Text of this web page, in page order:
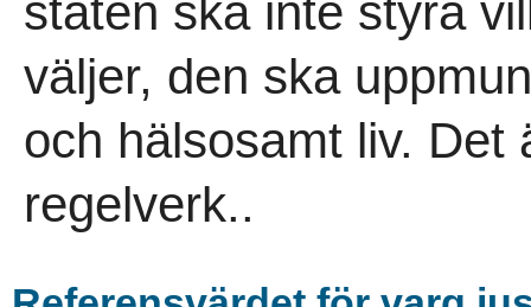
staten ska inte styra
väljer, den ska
och hälsosamt liv. Det
regelverk..